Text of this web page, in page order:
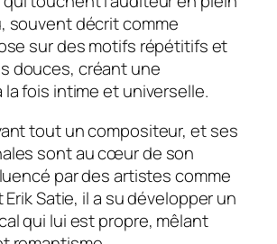
souvent décrit comme
sur des motifs répétitifs et
douces, créant une
fois intime et universelle.
tout un compositeur, et ses
sont au cœur de son
par des artistes comme
Erik Satie, il a su développer un
qui lui est propre, mêlant